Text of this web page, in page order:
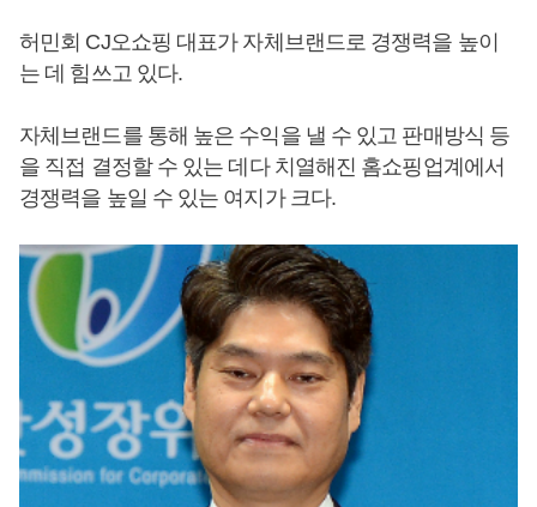
허민회 CJ오쇼핑 대표가 자체브랜드로 경쟁력을 높이
는 데 힘쓰고 있다.
자체브랜드를 통해 높은 수익을 낼 수 있고 판매방식 등
을 직접 결정할 수 있는 데다 치열해진 홈쇼핑업계에서
경쟁력을 높일 수 있는 여지가 크다.